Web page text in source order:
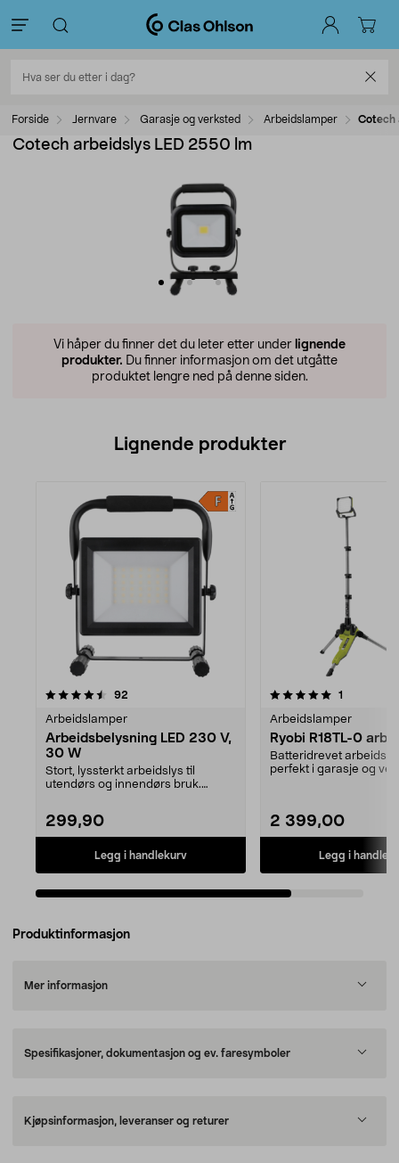
Forside Jernvare Garasje og verksted Arbeidslamper Cotech
Cotech arbeidslys LED 2550 lm
Vi håper du finner det du leter etter under lignende
produkter. Du finner informasjon om det utgåtte
produktet lengre ned på denne siden.
Lignende produkter
92
Arbeidslamper
Arbeidsbelysning LED 230 V,
30 W
Stort, lyssterkt arbeidslys til
utendørs og innendørs bruk.
299,90
Legg i handlekurv
5.0av 5 stjerner 1
Arbeidslamper
Ryobi R18TL-0
Batteridrevet
perfekt i garasje og
2 399,00
Legg i
Produktinformasjon
Mer informasjon
Spesifikasjoner, dokumentasjon og ev. faresymboler
Kjøpsinformasjon, leveranser og returer